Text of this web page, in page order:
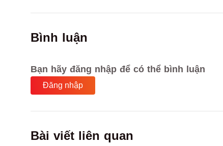
Bình luận
Bạn hãy đăng nhập để có thể bình luận
Đăng nhập
Bài viết liên quan